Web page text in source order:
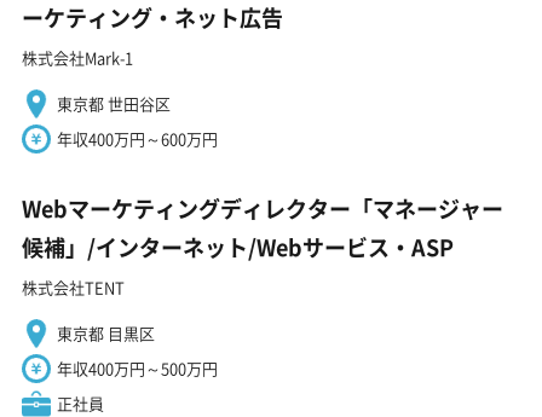
ーケティング・ネット広告
株式会社Mark-1
東京都 世田谷区
年収400万円～600万円
Webマーケティングディレクター「マネージャー
候補」/インターネット/Webサービス・ASP
株式会社TENT
東京都 目黒区
年収400万円～500万円
正社員